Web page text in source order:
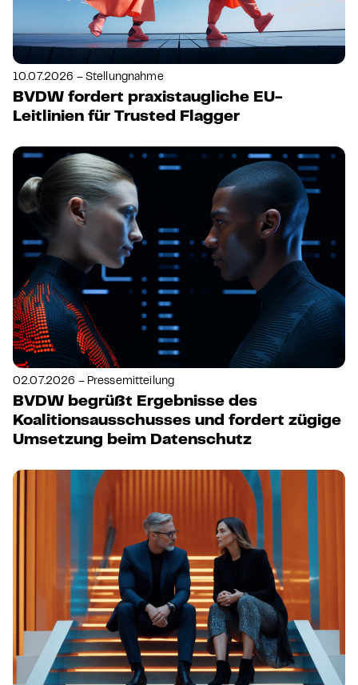
10.07.2026 – Stellungnahme
BVDW fordert praxistaugliche EU-
Leitlinien für Trusted Flagger
02.07.2026 – Pressemitteilung
BVDW begrüßt Ergebnisse des
Koalitionsausschusses und fordert zügige
Umsetzung beim Datenschutz